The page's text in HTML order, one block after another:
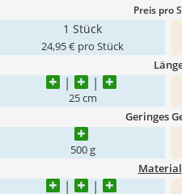
Preis pro
1 Stück
24,95 € pro Stück
25 cm
Geringes
500 g
Material